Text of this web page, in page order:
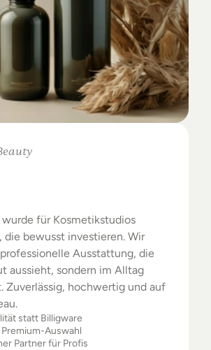
für Kosmetikstudios
die bewusst investieren. Wir
Ausstattung, die
aussieht, sondern im Alltag
Zuverlässig, hochwertig und auf
statt Billigware
Auswahl
Partner für Profis